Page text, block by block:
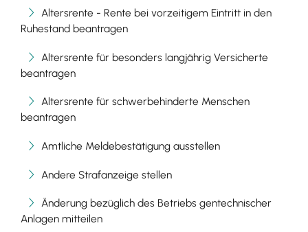
Altersrente - Rente bei vorzeitigem Eintritt in den
Ruhestand beantragen
Altersrente für besonders langjährig Versicherte
beantragen
Altersrente für schwerbehinderte Menschen
beantragen
Amtliche Meldebestätigung ausstellen
Andere Strafanzeige stellen
Änderung bezüglich des Betriebs gentechnischer
Anlagen mitteilen